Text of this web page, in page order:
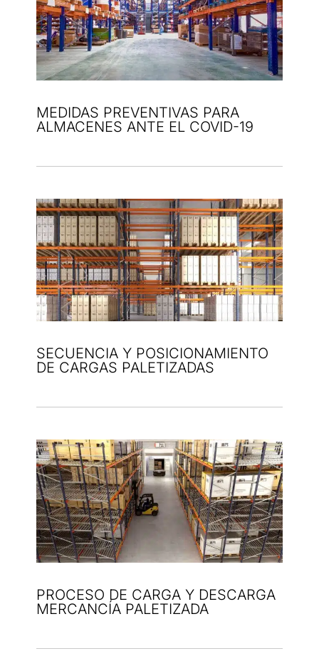
MEDIDAS PREVENTIVAS PARA
ALMACENES ANTE EL COVID-19
SECUENCIA Y POSICIONAMIENTO
DE CARGAS PALETIZADAS
PROCESO DE CARGA Y DESCARGA
MERCANCÍA PALETIZADA